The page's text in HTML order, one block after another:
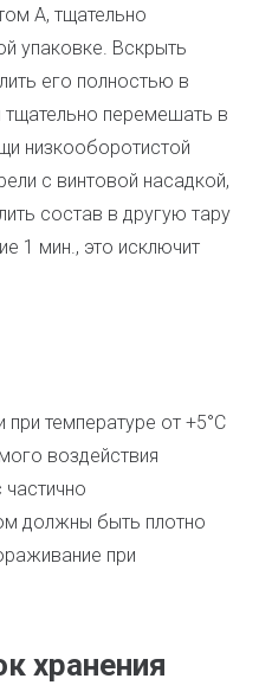
А, тщательно
упаковке. Вскрыть
его полностью в
перемешать в
низкооборотистой
с винтовой насадкой,
состав в другую тару
1 мин., это исключит
температуре от +5°С
воздействия
должны быть плотно
при
хранения